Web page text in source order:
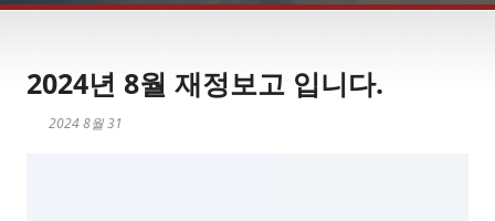
2024년 8월 재정보고 입니다.
2024 8월 31